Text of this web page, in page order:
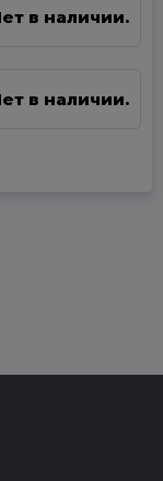
в наличии.
в наличии.